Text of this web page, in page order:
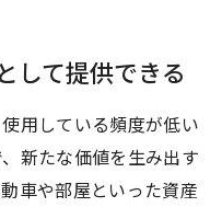
して提供できる
用している頻度が低い
新たな価値を生み出す
車や部屋といった資産